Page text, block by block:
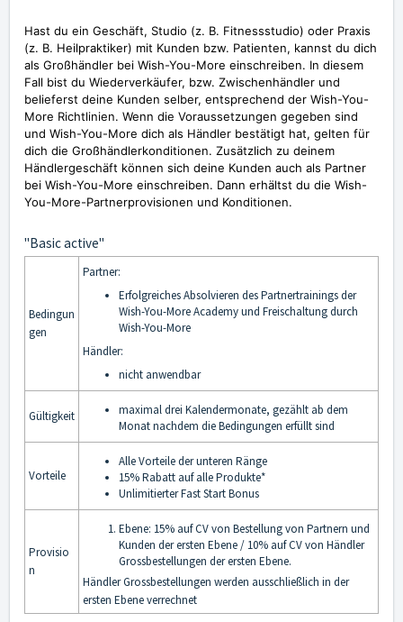
Hast du ein Geschäft, Studio (z. B. Fitnessstudio) oder Praxis
(z. B. Heilpraktiker) mit Kunden bzw. Patienten, kannst du dich
als Großhändler bei Wish-You-More einschreiben. In diesem
Fall bist du Wiederverkäufer, bzw. Zwischenhändler und
belieferst deine Kunden selber, entsprechend der Wish-You-
More Richtlinien. Wenn die Voraussetzungen gegeben sind
und Wish-You-More dich als Händler bestätigt hat, gelten für
dich die Großhändlerkonditionen. Zusätzlich zu deinem
Händlergeschäft können sich deine Kunden auch als Partner
bei Wish-You-More einschreiben. Dann erhältst du die Wish-
You-More-Partnerprovisionen und Konditionen.
"Basic active"
Bedingun
gen
Partner:
Erfolgreiches Absolvieren des Partnertrainings der
Wish-You-More Academy und Freischaltung durch
Wish-You-More
Händler:
nicht anwendbar
Gültigkeit
maximal drei Kalendermonate, gezählt ab dem
Monat nachdem die Bedingungen erfüllt sind
Vorteile
Alle Vorteile der unteren Ränge
15% Rabatt auf alle Produkte*
Unlimitierter Fast Start Bonus
Provisio
n
Ebene: 15% auf CV von Bestellung von Partnern und
Kunden der ersten Ebene / 10% auf CV von Händler
Grossbestellungen der ersten Ebene.
Händler Grossbestellungen werden ausschließlich in der
ersten Ebene verrechnet